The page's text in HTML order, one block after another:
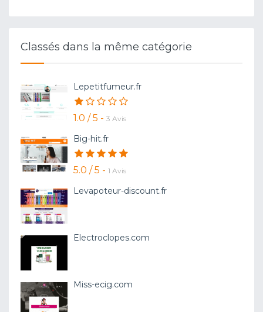
Classés dans la même catégorie
Lepetitfumeur.fr
1.0 / 5 - 3 Avis
Big-hit.fr
5.0 / 5 - 1 Avis
Levapoteur-discount.fr
Electroclopes.com
Miss-ecig.com